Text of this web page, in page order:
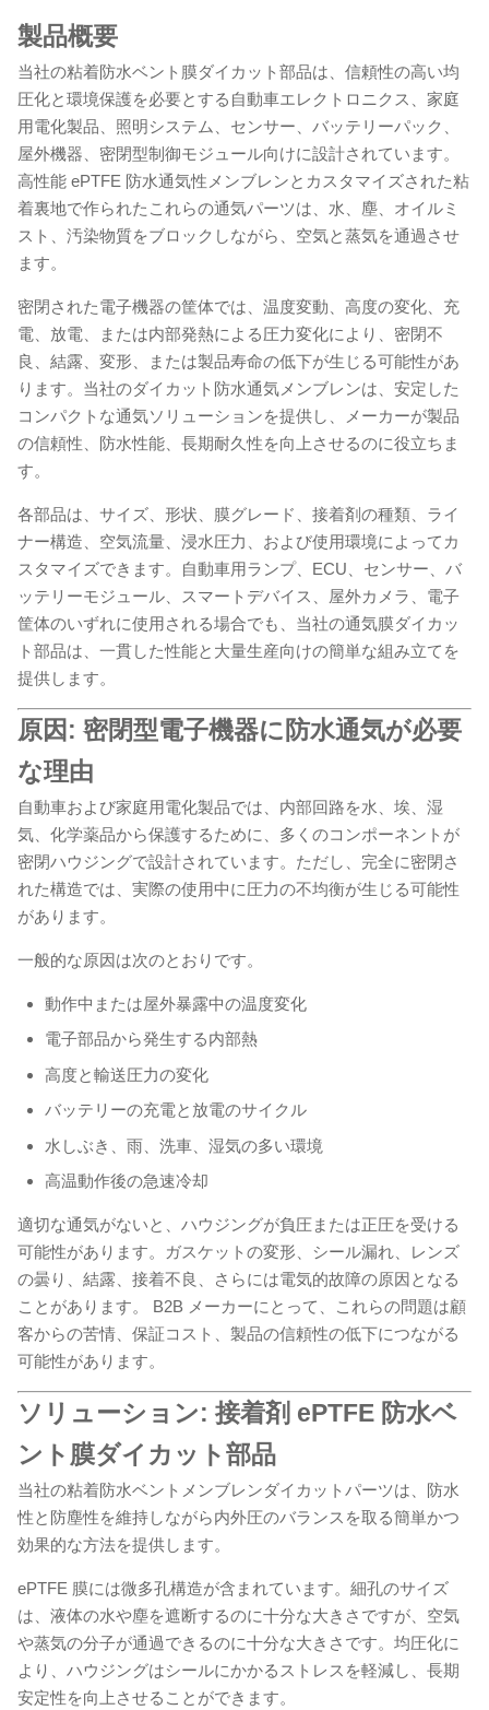
製品概要
当社の粘着防水ベント膜ダイカット部品は、信頼性の高い均
圧化と環境保護を必要とする自動車エレクトロニクス、家庭
用電化製品、照明システム、センサー、バッテリーパック、
屋外機器、密閉型制御モジュール向けに設計されています。
高性能 ePTFE 防水通気性メンブレンとカスタマイズされた粘
着裏地で作られたこれらの通気パーツは、水、塵、オイルミ
スト、汚染物質をブロックしながら、空気と蒸気を通過させ
ます。
密閉された電子機器の筐体では、温度変動、高度の変化、充
電、放電、または内部発熱による圧力変化により、密閉不
良、結露、変形、または製品寿命の低下が生じる可能性があ
ります。当社のダイカット防水通気メンブレンは、安定した
コンパクトな通気ソリューションを提供し、メーカーが製品
の信頼性、防水性能、長期耐久性を向上させるのに役立ちま
す。
各部品は、サイズ、形状、膜グレード、接着剤の種類、ライ
ナー構造、空気流量、浸水圧力、および使用環境によってカ
スタマイズできます。自動車用ランプ、ECU、センサー、バ
ッテリーモジュール、スマートデバイス、屋外カメラ、電子
筐体のいずれに使用される場合でも、当社の通気膜ダイカッ
ト部品は、一貫した性能と大量生産向けの簡単な組み立てを
提供します。
原因: 密閉型電子機器に防水通気が必要
な理由
自動車および家庭用電化製品では、内部回路を水、埃、湿
気、化学薬品から保護するために、多くのコンポーネントが
密閉ハウジングで設計されています。ただし、完全に密閉さ
れた構造では、実際の使用中に圧力の不均衡が生じる可能性
があります。
一般的な原因は次のとおりです。
動作中または屋外暴露中の温度変化
電子部品から発生する内部熱
高度と輸送圧力の変化
バッテリーの充電と放電のサイクル
水しぶき、雨、洗車、湿気の多い環境
高温動作後の急速冷却
適切な通気がないと、ハウジングが負圧または正圧を受ける
可能性があります。ガスケットの変形、シール漏れ、レンズ
の曇り、結露、接着不良、さらには電気的故障の原因となる
ことがあります。 B2B メーカーにとって、これらの問題は顧
客からの苦情、保証コスト、製品の信頼性の低下につながる
可能性があります。
ソリューション: 接着剤 ePTFE 防水ベ
ント膜ダイカット部品
当社の粘着防水ベントメンブレンダイカットパーツは、防水
性と防塵性を維持しながら内外圧のバランスを取る簡単かつ
効果的な方法を提供します。
ePTFE 膜には微多孔構造が含まれています。細孔のサイズ
は、液体の水や塵を遮断するのに十分な大きさですが、空気
や蒸気の分子が通過できるのに十分な大きさです。均圧化に
より、ハウジングはシールにかかるストレスを軽減し、長期
安定性を向上させることができます。